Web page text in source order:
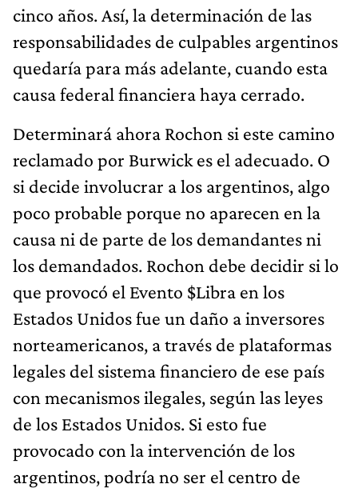
cinco años. Así, la determinación de las
responsabilidades de culpables argentinos
quedaría para más adelante, cuando esta
causa federal financiera haya cerrado.
Determinará ahora Rochon si este camino
reclamado por Burwick es el adecuado. O
si decide involucrar a los argentinos, algo
poco probable porque no aparecen en la
causa ni de parte de los demandantes ni
los demandados. Rochon debe decidir si lo
que provocó el Evento $Libra en los
Estados Unidos fue un daño a inversores
norteamericanos, a través de plataformas
legales del sistema financiero de ese país
con mecanismos ilegales, según las leyes
de los Estados Unidos. Si esto fue
provocado con la intervención de los
argentinos, podría no ser el centro de